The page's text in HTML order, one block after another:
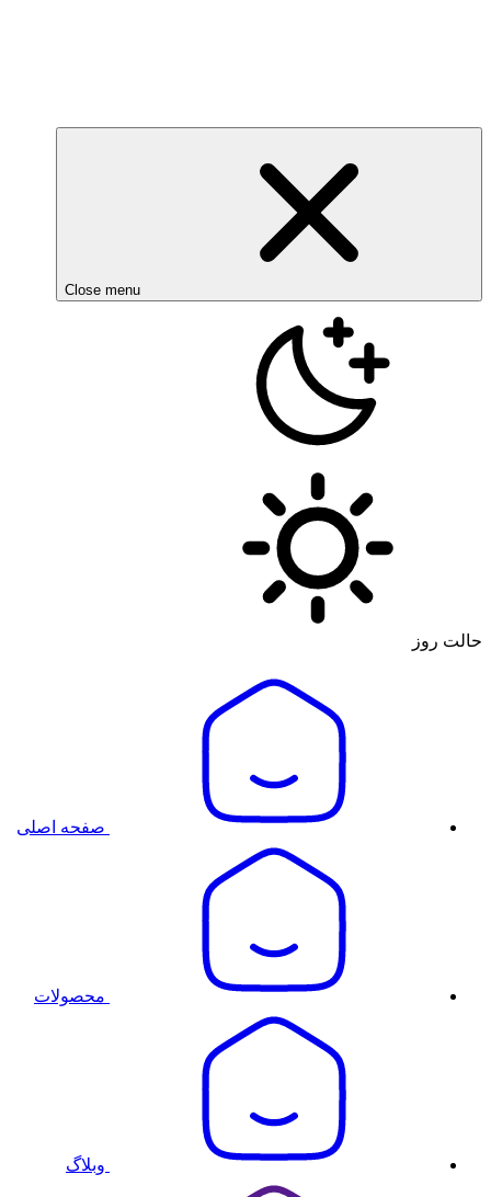
Close menu
حالت روز
صفحه اصلی
محصولات
وبلاگ